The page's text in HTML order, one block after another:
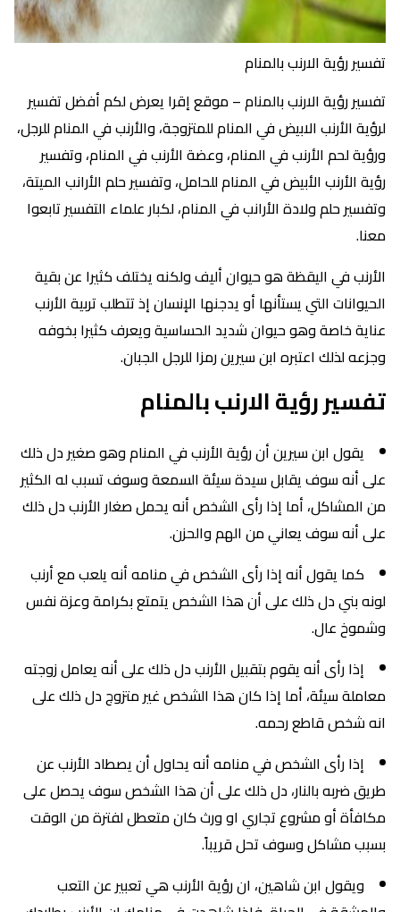
تفسير رؤية الارنب بالمنام
تفسير رؤية الارنب بالمنام – موقع إقرا يعرض لكم أفضل تفسير
لرؤية الأرنب الابيض في المنام للمتزوجة، والأرنب في المنام للرجل،
ورؤية لحم الأرنب في المنام، وعضة الأرنب في المنام، وتفسير
رؤية الأرنب الأبيض في المنام للحامل، وتفسير حلم الأرانب الميتة،
وتفسير حلم ولادة الأرانب في المنام، لكبار علماء التفسير تابعوا
معنا.
الأرنب في اليقظة هو حيوان أليف ولكنه يختلف كثيرا عن بقية
الحيوانات التي يستأنها أو يدجنها الإنسان إذ تتطلب تربية الأرنب
عناية خاصة وهو حيوان شديد الحساسية ويعرف كثيرا بخوفه
وجزعه لذلك اعتبره ابن سيرين رمزا للرجل الجبان.
تفسير رؤية الارنب بالمنام
يقول ابن سيرين أن رؤية الأرنب في المنام وهو صغير دل ذلك
على أنه سوف يقابل سيدة سيئة السمعة وسوف تسبب له الكثير
من المشاكل، أما إذا رأى الشخص أنه يحمل صغار الأرنب دل ذلك
على أنه سوف يعاني من الهم والحزن.
كما يقول أنه إذا رأى الشخص في منامه أنه يلعب مع أرنب
لونه بني دل ذلك على أن هذا الشخص يتمتع بكرامة وعزة نفس
وشموخ عال.
إذا رأى أنه يقوم بتقبيل الأرنب دل ذلك على أنه يعامل زوجته
معاملة سيئة، أما إذا كان هذا الشخص غير متزوج دل ذلك على
انه شخص قاطع رحمه.
إذا رأى الشخص في منامه أنه يحاول أن يصطاد الأرنب عن
طريق ضربه بالنار، دل ذلك على أن هذا الشخص سوف يحصل على
مكافأة أو مشروع تجاري او ورث كان متعطل لفترة من الوقت
بسبب مشاكل وسوف تحل قريباً.
ويقول ابن شاهين، ان رؤية الأرنب هي تعبير عن التعب